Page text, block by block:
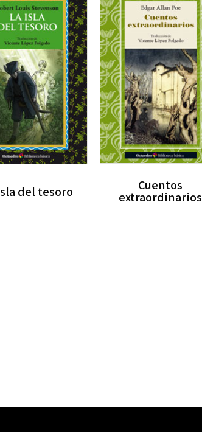
del tesoro Cuentos
extraordinarios